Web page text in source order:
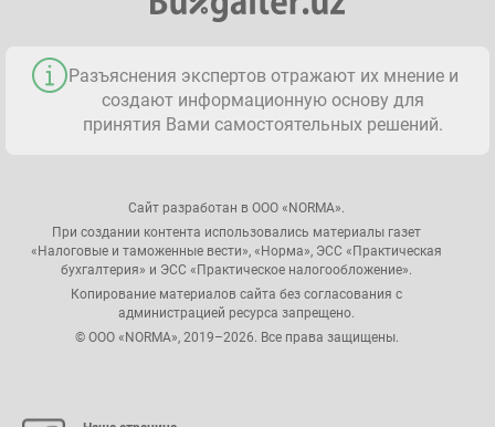
Разъяснения экспертов отражают их мнение и
создают информационную основу для
принятия Вами самостоятельных решений.
Сайт разработан в ООО «NORMA».
При создании контента использовались материалы газет
«Налоговые и таможенные вести», «Норма», ЭСС «Практическая
бухгалтерия» и ЭСС «Практическое налогообложение».
Копирование материалов сайта без согласования с
администрацией ресурса запрещено.
© ООО «NORMA», 2019–2026. Все права защищены.